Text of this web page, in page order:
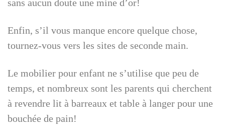
sans aucun doute une mine d’or!
Enfin, s’il vous manque encore quelque chose,
tournez-vous vers les sites de seconde main.
Le mobilier pour enfant ne s’utilise que peu de
temps, et nombreux sont les parents qui cherchent
à revendre lit à barreaux et table à langer pour une
bouchée de pain!